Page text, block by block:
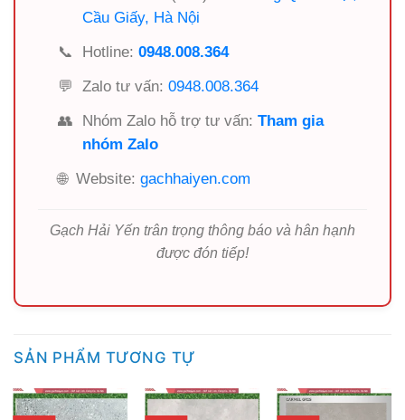
Cầu Giấy, Hà Nội
📞
Hotline: 0948.008.364
💬
Zalo tư vấn: 0948.008.364
👥
Nhóm Zalo hỗ trợ tư vấn: Tham gia
nhóm Zalo
🌐 Website: gachhaiyen.com
Gạch Hải Yến trân trọng thông báo và hân hạnh
được đón tiếp!
SẢN PHẨM TƯƠNG TỰ